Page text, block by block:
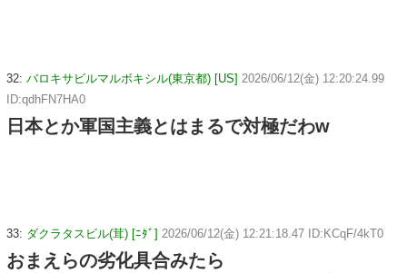
32: バロキサビルマルボキシル(東京都) [US] 2026/06/12(金) 12:20:24.99
ID:qdhFN7HA0
日本とか軍国主義とはまるで対極だわw
33: ダクラタスビル(茸) [ﾆﾀﾞ] 2026/06/12(金) 12:21:18.47 ID:KCqF/4kT0
おまえらの劣化具合みたら